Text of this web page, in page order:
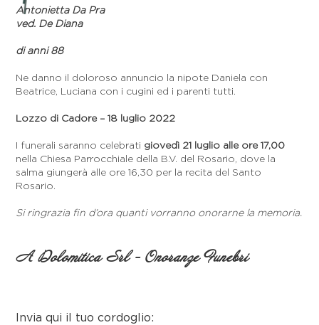
Antonietta Da Pra
ved. De Diana
di anni 88
Ne danno il doloroso annuncio la nipote Daniela con
Beatrice, Luciana con i cugini ed i parenti tutti.
Lozzo di Cadore – 18 luglio 2022
I funerali saranno celebrati giovedì 21 luglio alle ore 17,00
nella Chiesa Parrocchiale della B.V. del Rosario, dove la
salma giungerà alle ore 16,30 per la recita del Santo
Rosario.
Si ringrazia fin d’ora quanti vorranno onorarne la memoria.
A Dolomitica Srl - Onoranze Funebri
Invia qui il tuo cordoglio: